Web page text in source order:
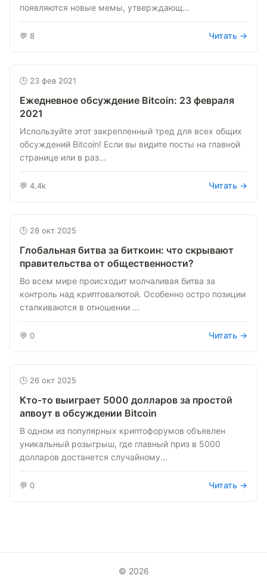
появляются новые мемы, утверждающ...
💬 8 Читать →
🕒 23 фев 2021
Ежедневное обсуждение Bitcoin: 23 февраля
2021
Используйте этот закрепленный тред для всех общих
обсуждений Bitcoin! Если вы видите посты на главной
странице или в раз...
💬 4.4k Читать →
🕒 28 окт 2025
Глобальная битва за биткоин: что скрывают
правительства от общественности?
Во всем мире происходит молчаливая битва за
контроль над криптовалютой. Особенно остро позиции
сталкиваются в отношении ...
💬 0 Читать →
🕒 26 окт 2025
Кто-то выиграет 5000 долларов за простой
апвоут в обсуждении Bitcoin
В одном из популярных криптофорумов объявлен
уникальный розыгрыш, где главный приз в 5000
долларов достанется случайному...
💬 0 Читать →
© 2026